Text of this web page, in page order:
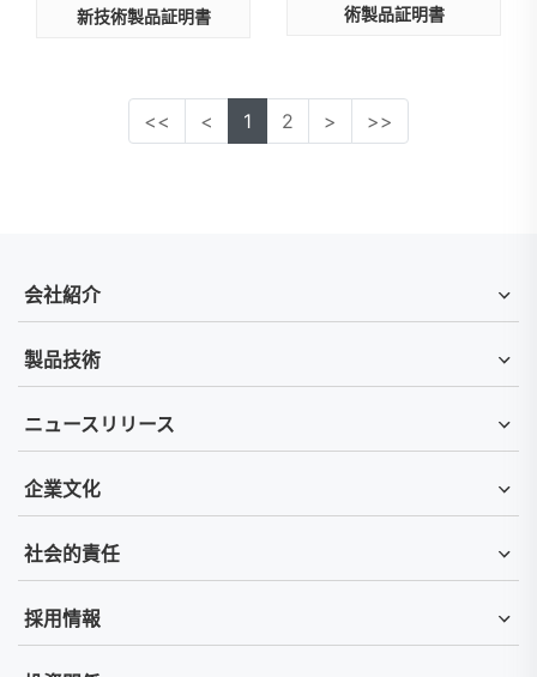
新技術製品証明書
術製品証明書
<< < 1 2 > >>
会社紹介
製品技術
ニュースリリース
企業文化
社会的責任
採用情報